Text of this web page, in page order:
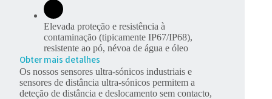
Elevada proteção e resistência à
contaminação (tipicamente IP67/IP68),
resistente ao pó, névoa de água e óleo
Obter mais detalhes
Os nossos sensores ultra-sónicos industriais e
sensores de distância ultra-sónicos permitem a
deteção de distância e deslocamento sem contacto,